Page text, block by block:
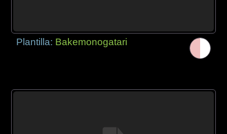
Plantilla: Bakemonogatari